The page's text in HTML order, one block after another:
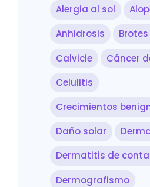
Alergia al sol
Anhidrosis
Calvicie
Cáncer
Celulitis
Crecimientos
Daño solar
Dermatitis de
Dermografismo